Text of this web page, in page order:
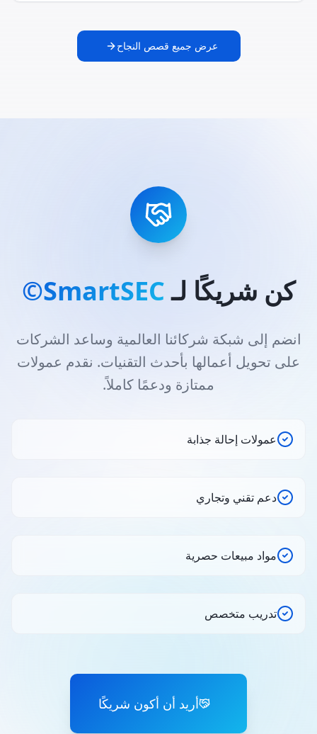
عرض جميع قصص النجاح
كن شريكًا لـ SmartSEC©
انضم إلى شبكة شركائنا العالمية وساعد الشركات
على تحويل أعمالها بأحدث التقنيات. نقدم عمولات
ممتازة ودعمًا كاملاً.
عمولات إحالة جذابة
دعم تقني وتجاري
مواد مبيعات حصرية
تدريب متخصص
أريد أن أكون شريكًا